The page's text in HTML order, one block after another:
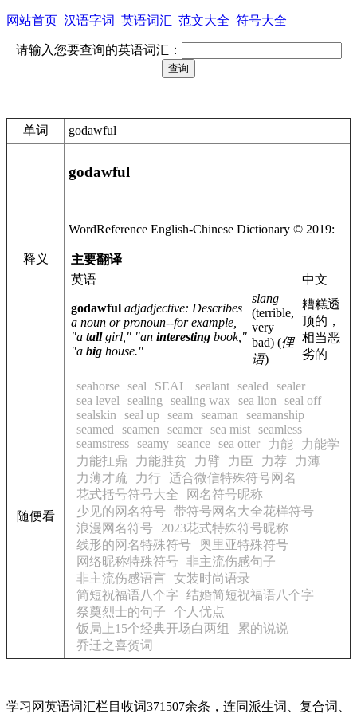
网站首页 汉语字词 英语词汇 范文大全 符号大全
请输入您要查询的英语词汇：
单词 godawful
释义
godawful
WordReference English-Chinese Dictionary © 2019:
主要翻译
英语
中文
godawful adjadjective: Describes
a noun or pronoun--for example,
"a tallgirl," "an interesting book,"
"a big house."
slang
(terrible,
very
bad) (俚
语)
糟糕透
顶的，
相当恶
劣的
随便看
seahorse seal SEAL sealant sealed
sealer
sea level
sealing sealing wax sea lion
seal off
sealskin
seal up seam seaman
seamanship
seamed
seamen seamer sea mist seamless
seamstress seamy seance sea otter 力能
力能学
力能扛鼎
力能胜贫 力臂 力臣 力荐
力薄
力薄才疏
力行
适合微信特殊符号网名
花式括号符号大全
网名符号昵称
少见的网名符号 带符号网名大全花样符号
浪漫网名符号
2023花式特殊符号昵称
线形的网名特殊符号 奥里亚特殊符号
网络昵称特殊符号 非主流伤感句子
非主流伤感语言
女装时尚语录
简短祝福语八个字
结婚简短祝福语八个字
祭奠烈士的句子
个人优点
饭局上15个经典开场白两组
累的说说
乔迁之喜贺词
学习网英语词汇栏目收词371507余条，连同派生词、复合词、